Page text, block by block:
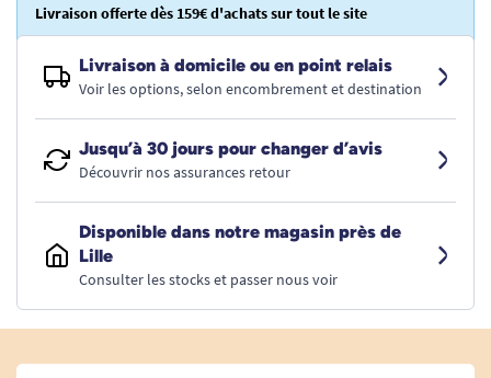
Livraison offerte dès 159€ d'achats sur tout le site
Livraison à domicile ou en point relais
Voir les options, selon encombrement et destination
Jusqu’à 30 jours pour changer d’avis
Découvrir nos assurances retour
Disponible dans notre magasin près de
Lille
Consulter les stocks et passer nous voir